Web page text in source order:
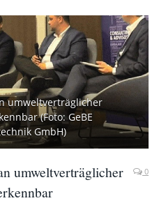
umweltverträglicher
(Foto: GeBE
GmbH)
umweltverträglicher
0